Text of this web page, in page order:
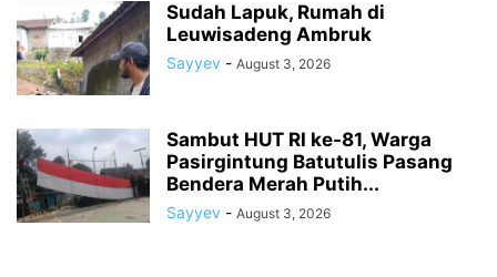
Sudah Lapuk, Rumah di
Leuwisadeng Ambruk
Sayyev - August 3, 2026
Sambut HUT RI ke-81, Warga
Pasirgintung Batutulis Pasang
Bendera Merah Putih...
Sayyev - August 3, 2026